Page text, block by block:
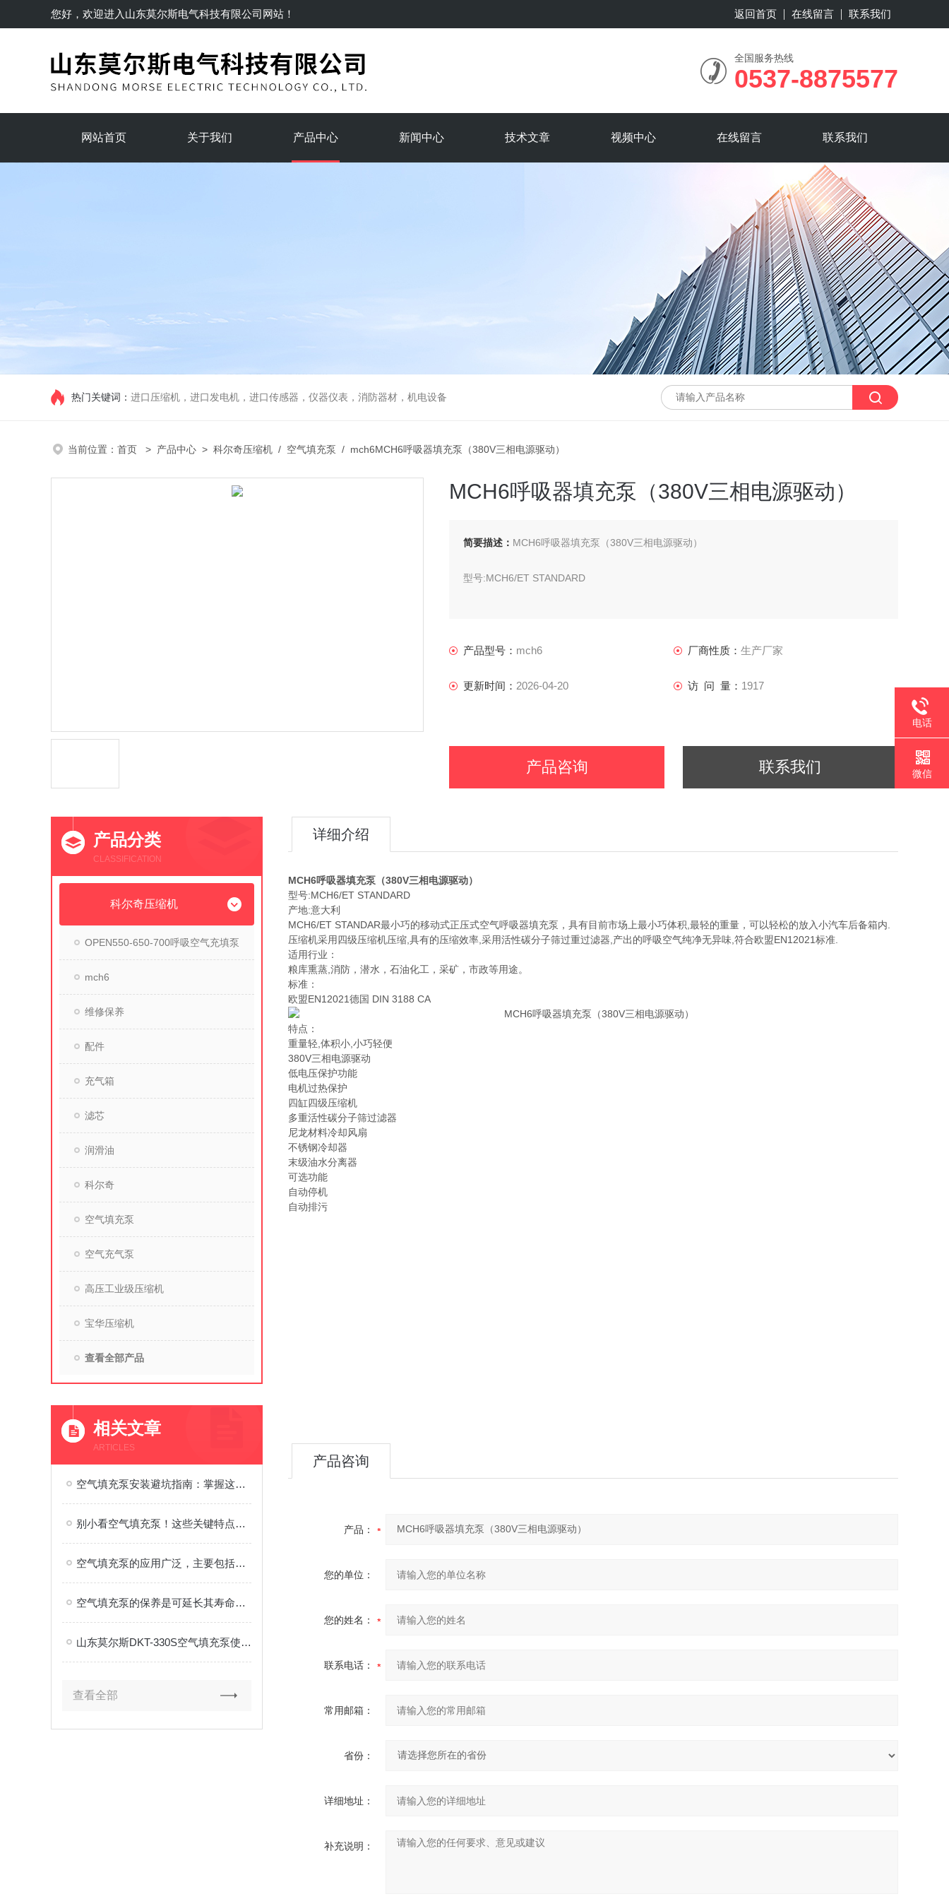
您好，欢迎进入 山东莫尔斯电气科技有限公司网站！ 返回首页 在线留言 联系我们
全国服务热线
0537-8875577
网站首页 关于我们 产品中心 新闻中心 技术文章 视频中心 在线留言 联系我们
热门关键词： 进口压缩机，进口发电机，进口传感器，仪器仪表，消防器材，机电设备
当前位置： 首页 > 产品中心 > 科尔奇压缩机 / 空气填充泵 / mch6MCH6呼吸器填充泵（380V三相电源驱动）
MCH6呼吸器填充泵（380V三相电源驱动）
简要描述： MCH6呼吸器填充泵（380V三相电源驱动）
型号:MCH6/ET STANDARD
MCH6/ET STANDAR最小巧的移动式正压式空气呼吸器填充泵，具有目前市场上最小巧体积,最
性碳分子筛过重过滤器,产出的呼吸空气纯净无异味,符合欧盟EN12021标准.
产品型号： mch6 厂商性质： 生产厂家
更新时间： 2026-04-20 访 问 量： 1917
产品咨询 联系我们
产品分类
CLASSIFICATION
科尔奇压缩机
OPEN550-650-700呼吸空气充填泵
mch6
维修保养
配件
充气箱
滤芯
润滑油
科尔奇
空气填充泵
空气充气泵
高压工业级压缩机
宝华压缩机
查看全部产品
相关文章
ARTICLES
空气填充泵安装避坑指南：掌握这些步骤，效率直接翻倍
别小看空气填充泵！这些关键特点，藏着设备脱颖而出的秘诀
空气填充泵的应用广泛，主要包括以下几个方面
空气填充泵的保养是可延长其寿命的关键
山东莫尔斯DKT-330S空气填充泵使用注意事项
查看全部
详细介绍
MCH6呼吸器填充泵（380V三相电源驱动）
型号:MCH6/ET STANDARD
产地:意大利
MCH6/ET STANDAR最小巧的移动式正压式空气呼吸器填充泵，具有目前市场上最小巧体积,最轻的重量，可以轻松的放入小汽车后备箱内.
压缩机采用四级压缩机压缩,具有的压缩效率,采用活性碳分子筛过重过滤器,产出的呼吸空气纯净无异味,符合欧盟EN12021标准.
适用行业：
粮库熏蒸,消防，潜水，石油化工，采矿，市政等用途。
标准：
欧盟EN12021德国 DIN 3188 CA
特点：
重量轻,体积小,小巧轻便
380V三相电源驱动
低电压保护功能
电机过热保护
四缸四级压缩机
多重活性碳分子筛过滤器
尼龙材料冷却风扇
不锈钢冷却器
末级油水分离器
可选功能
自动停机
自动排污
产品咨询
产品：
您的单位：
您的姓名：
联系电话：
常用邮箱：
省份：
详细地址：
补充说明：
电话
微信